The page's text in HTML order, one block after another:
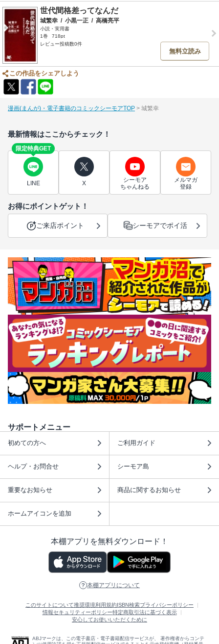
世代間格差ってなんだ
城繁幸 / 小黒一正 / 高橋亮平
小説・実用書
1巻
718pt
レビュー投稿数0件
無料立読み
この作品をシェアしよう
漫画(まんが)・電子書籍のコミックシーモアTOP 城繁幸
最新情報はここからチェック！
限定特典GET
LINE X
シーモア
ちゃんねる
メルマガ
登録
お得にポイントゲット！
ご来店ポイント シーモアでポイ活
サポートメニュー
初めての方へ ご利用ガイド
ヘルプ・お問合せ シーモア島
重要なお知らせ 商品に関するお知らせ
ホームアイコンを追加
本棚アプリを無料ダウンロード！
本棚アプリについて
このサイトについて推奨環境利用規約ISBN検索プライバシーポリシー
情報セキュリティーポリシー特定商取引法に基づく表示
安心してお使いいただくために
ABJマークは、この電子書店・電子書籍配信サービスが、 著作権者からコンテ